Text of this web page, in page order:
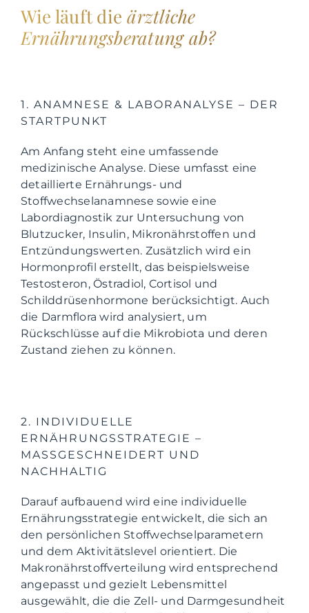
Wie läuft die ärztliche
Ernährungsberatung ab?
1. ANAMNESE & LABORANALYSE – DER
STARTPUNKT
Am Anfang steht eine umfassende
medizinische Analyse. Diese umfasst eine
detaillierte Ernährungs- und
Stoffwechselanamnese sowie eine
Labordiagnostik zur Untersuchung von
Blutzucker, Insulin, Mikronährstoffen und
Entzündungswerten. Zusätzlich wird ein
Hormonprofil erstellt, das beispielsweise
Testosteron, Östradiol, Cortisol und
Schilddrüsenhormone berücksichtigt. Auch
die Darmflora wird analysiert, um
Rückschlüsse auf die Mikrobiota und deren
Zustand ziehen zu können.
2. INDIVIDUELLE
ERNÄHRUNGSSTRATEGIE –
MASSGESCHNEIDERT UND N
ACHHALTIG
Darauf aufbauend wird eine individuelle
Ernährungsstrategie entwickelt, die sich an
den persönlichen Stoffwechselparametern
und dem Aktivitätslevel orientiert. Die
Makronährstoffverteilung wird entsprechend
angepasst und gezielt Lebensmittel
ausgewählt, die die Zell- und Darmgesundheit